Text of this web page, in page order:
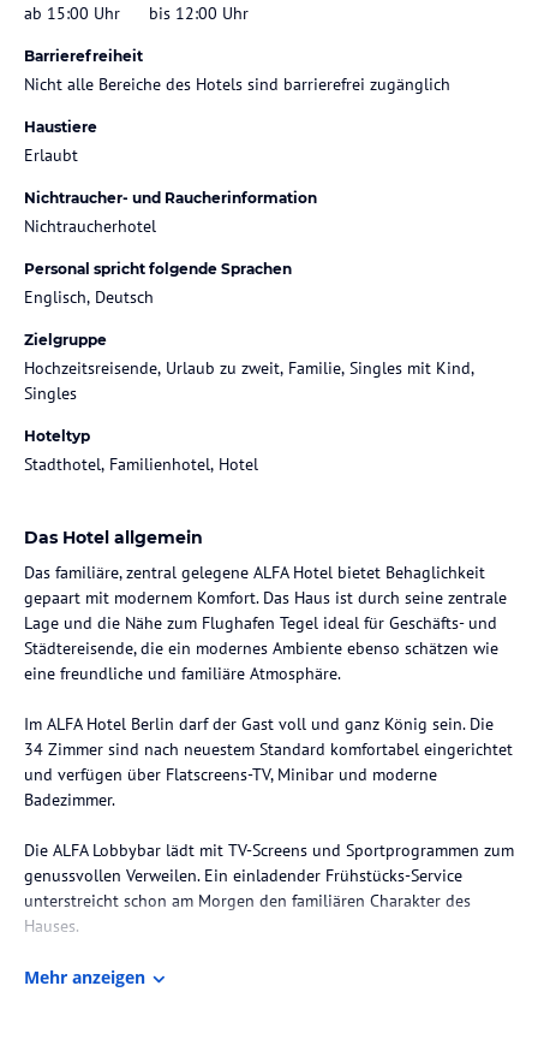
ab 15:00 Uhr bis 12:00 Uhr
Barrierefreiheit
Nicht alle Bereiche des Hotels sind barrierefrei zugänglich
Haustiere
Erlaubt
Nichtraucher- und Raucherinformation
Nichtraucherhotel
Personal spricht folgende Sprachen
Englisch, Deutsch
Zielgruppe
Hochzeitsreisende, Urlaub zu zweit, Familie, Singles mit Kind,
Singles
Hoteltyp
Stadthotel, Familienhotel, Hotel
Das Hotel allgemein
Das familiäre, zentral gelegene ALFA Hotel bietet Behaglichkeit
gepaart mit modernem Komfort. Das Haus ist durch seine zentrale
Lage und die Nähe zum Flughafen Tegel ideal für Geschäfts- und
Städtereisende, die ein modernes Ambiente ebenso schätzen wie
eine freundliche und familiäre Atmosphäre.
Im ALFA Hotel Berlin darf der Gast voll und ganz König sein. Die
34 Zimmer sind nach neuestem Standard komfortabel eingerichtet
und verfügen über Flatscreens-TV, Minibar und moderne
Badezimmer.
Die ALFA Lobbybar lädt mit TV-Screens und Sportprogrammen zum
genussvollen Verweilen. Ein einladender Frühstücks-Service
unterstreicht schon am Morgen den familiären Charakter des
Hauses.
Zimmer / Unterbringung im Hotel
Mehr anzeigen